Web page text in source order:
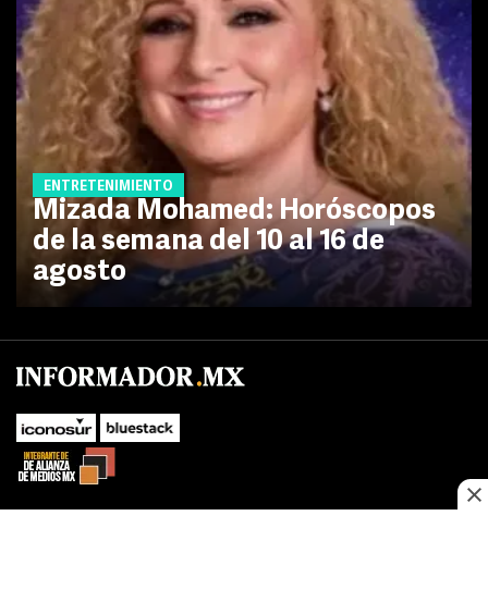
ENTRETENIMIENTO
Mizada Mohamed: Horóscopos
de la semana del 10 al 16 de
agosto